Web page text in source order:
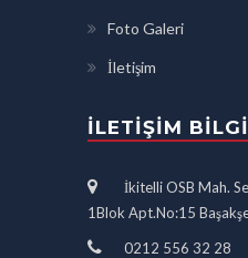
Foto Galeri
İletişim
İLETIŞIM
İkitelli OSB Mah.
1Blok Apt.No:15
0212 556 32 28